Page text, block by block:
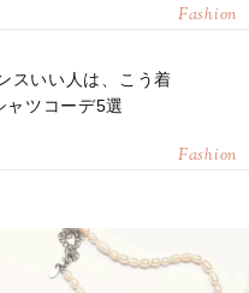
Fashion
スいい人は、こう着
ツコーデ5選
Fashion